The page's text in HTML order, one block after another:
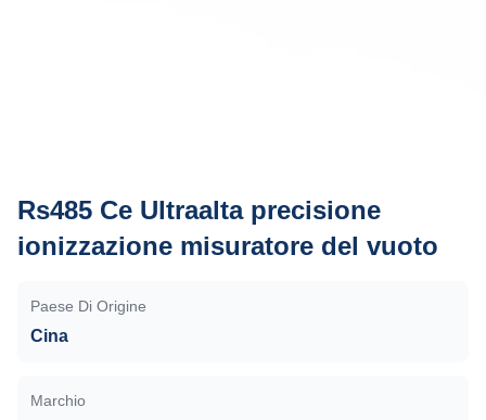
Rs485 Ce Ultraalta precisione
ionizzazione misuratore del vuoto
Paese Di Origine
Cina
Marchio